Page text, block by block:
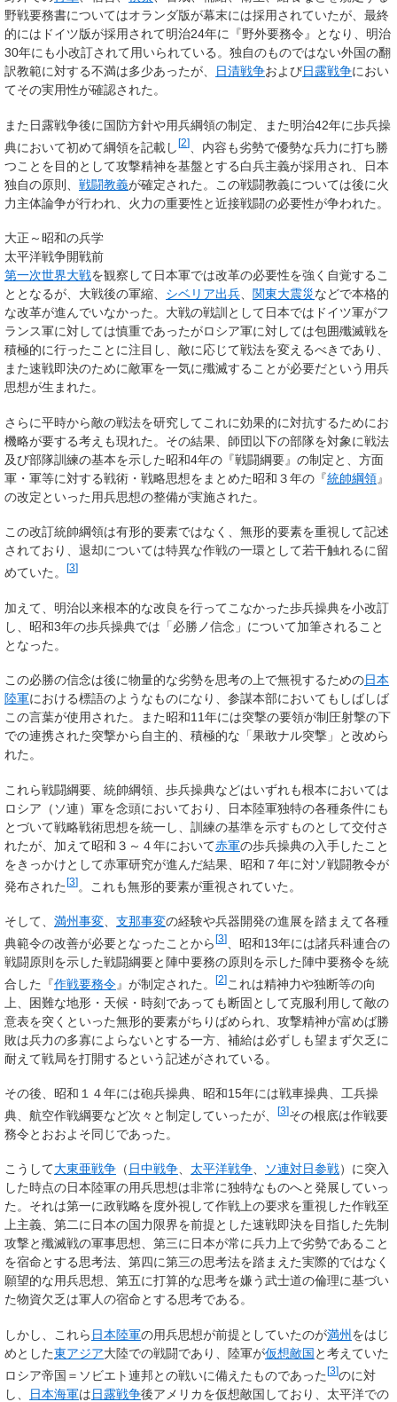
野戦要務書についてはオランダ版が幕末には採用されていたが、最終
的にはドイツ版が採用されて明治24年に『野外要務令』となり、明治
30年にも小改訂されて用いられている。独自のものではない外国の翻
訳教範に対する不満は多少あったが、
日清戦争および日露戦争におい
てその実用性が確認された。
また日露戦争後に国防方針や用兵綱領の制定、また明治42年に歩兵操
典において初めて綱領を記載し[2]
、内容も劣勢で優勢な兵力に打ち勝
つことを目的として攻撃精神を基盤とする白兵主義が採用され、日本
独自の原則、 戦闘教義が確定された。この戦闘教義については後に火
力主体論争が行われ、火力の重要性と近接戦闘の必要性が争われた。
大正～昭和の兵学
太平洋戦争開戦前
第一次世界大戦を観察して日本軍では改革の必要性を強く自覚するこ
ととなるが、大戦後の軍縮、 シベリア出兵、 関東大震災などで本格的
な改革が進んでいなかった。大戦の戦訓として日本ではドイツ軍がフ
ランス軍に対しては慎重であったがロシア軍に対しては包囲殲滅戦を
積極的に行ったことに注目し、敵に応じて戦法を変えるべきであり、
また速戦即決のために敵軍を一気に殲滅することが必要だという用兵
思想が生まれた。
さらに平時から敵の戦法を研究してこれに効果的に対抗するためにお
機略が要する考えも現れた。その結果、師団以下の部隊を対象に戦法
及び部隊訓練の基本を示した昭和4年の『戦闘綱要』の制定と、方面
軍・軍等に対する戦術・戦略思想をまとめた昭和３年の『統帥綱領』
の改定といった用兵思想の整備が実施された。
この改訂統帥綱領は有形的要素ではなく、無形的要素を重視して記述
されており、退却については特異な作戦の一環として若干触れるに留
めていた。
[3]
加えて、明治以来根本的な改良を行ってこなかった歩兵操典を小改訂
し、昭和3年の歩兵操典では「必勝ノ信念」について加筆されること
となった。
この必勝の信念は後に物量的な劣勢を思考の上で無視するための日本
陸軍における標語のようなものになり、参謀本部においてもしばしば
この言葉が使用された。また昭和11年には突撃の要領が制圧射撃の下
での連携された突撃から自主的、積極的な「果敢ナル突撃」と改めら
れた。
これら戦闘綱要、統帥綱領、歩兵操典などはいずれも根本においては
ロシア（ソ連）軍を念頭においており、日本陸軍独特の各種条件にも
とづいて戦略戦術思想を統一し、訓練の基準を示すものとして交付さ
れたが、加えて昭和３～４年において赤軍の歩兵操典の入手したこと
をきっかけとして赤軍研究が進んだ結果、昭和７年に対ソ戦闘教令が
発布された[3]。これも無形的要素が重視されていた。
そして、 満州事変、 支那事変の経験や兵器開発の進展を踏まえて各種
典範令の改善が必要となったことから [3]
、昭和13年には諸兵科連合の
戦闘原則を示した戦闘綱要と陣中要務の原則を示した陣中要務令を統
合した『作戦要務令』が制定された。 [2]これは精神力や独断等の向
上、困難な地形・天候・時刻であっても断固として克服利用して敵の
意表を突くといった無形的要素がちりばめられ、攻撃精神が富めば勝
敗は兵力の多寡によらないとする一方、補給は必ずしも望まず欠乏に
耐えて戦局を打開するという記述がされている。
その後、昭和１４年には砲兵操典、昭和15年には戦車操典、工兵操
典、航空作戦綱要など次々と制定していったが、
[3]その根底は作戦要
務令とおおよそ同じであった。
こうして大東亜戦争 （ 日中戦争、 太平洋戦争、 ソ連対日参戦）に突入
した時点の日本陸軍の用兵思想は非常に独特なものへと発展していっ
た。それは第一に政戦略を度外視して作戦上の要求を重視した作戦至
上主義、第二に日本の国力限界を前提とした速戦即決を目指した先制
攻撃と殲滅戦の軍事思想、第三に日本が常に兵力上で劣勢であること
を宿命とする思考法、第四に第三の思考法を踏まえた実際的ではなく
願望的な用兵思想、第五に打算的な思考を嫌う武士道の倫理に基づい
た物資欠乏は軍人の宿命とする思考である。
しかし、これら 日本陸軍の用兵思想が前提としていたのが満州 をはじ
めとした東アジア大陸での戦闘であり、陸軍が仮想敵国 と考えていた
ロシア帝国＝ソビエト連邦との戦いに備えたものであった[3]のに対
し、
日本海軍は日露戦争後アメリカを仮想敵国しており、太平洋での